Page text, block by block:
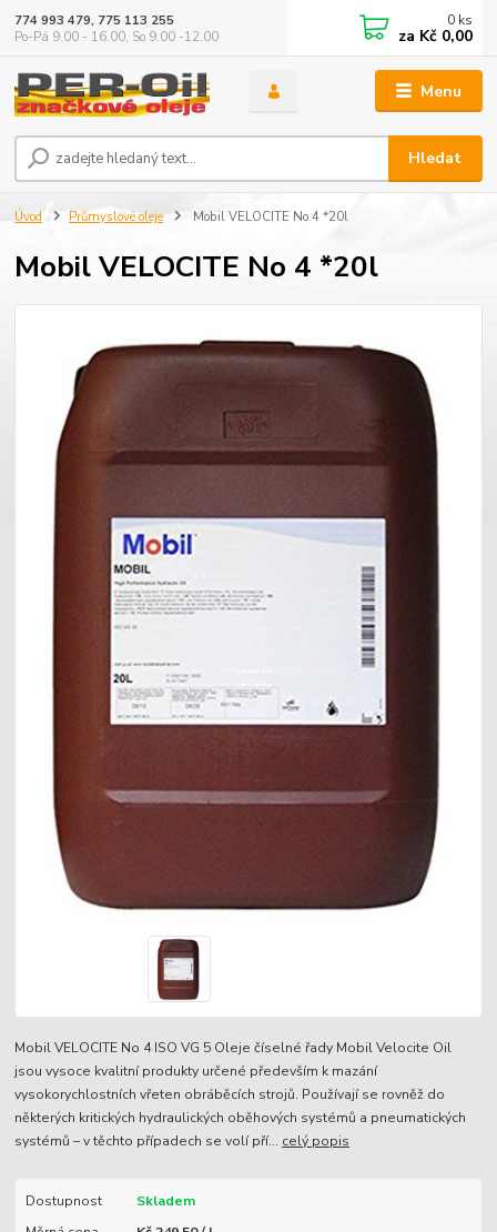
Menu
Hledat
774 993 479, 775 113 255
Po-Pá 9.00 - 16.00, So 9.00 -12.00
0 ks
za Kč 0,00
Úvod Průmyslové oleje Mobil VELOCITE No 4 *20l
Mobil VELOCITE No 4 *20l
Mobil VELOCITE No 4 ISO VG 5 Oleje číselné řady Mobil Velocite Oil
jsou vysoce kvalitní produkty určené především k mazání
vysokorychlostních vřeten obráběcích strojů. Používají se rovněž do
některých kritických hydraulických oběhových systémů a pneumatických
systémů – v těchto případech se volí pří... celý popis
Dostupnost
Skladem